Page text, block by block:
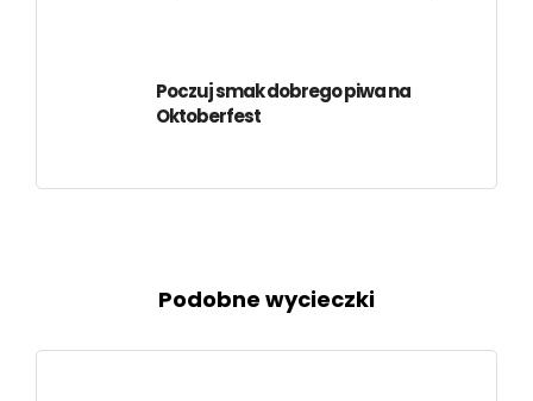
Poczuj smak dobrego piwa na
Oktoberfest
Podobne wycieczki